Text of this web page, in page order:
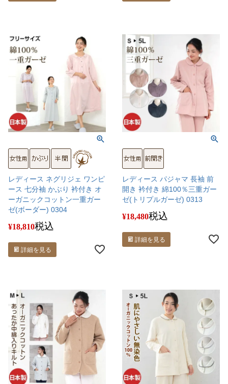
レディース ネグリジェ ワンピ
ース 七分袖 かぶり 衿付き オ
ーガニックコットン一重ガー
ゼ(ボーダー) 0304
¥18,810税込
詳細を見る
レディース パジャマ 長袖 前
開き 衿付き 綿100％三重ガー
ゼ(トリプルガーゼ) 0313
¥18,480税込
詳細を見る